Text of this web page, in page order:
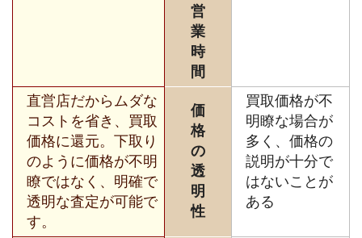
営
業
時
間
直営店だからムダな
コストを省き、買取
価格に還元。下取り
のように価格が不明
瞭ではなく、明確で
透明な査定が可能で
す。
価
格
の
透
明
性
買取価格が不
明瞭な場合が
多く、価格の
説明が十分で
はないことが
ある